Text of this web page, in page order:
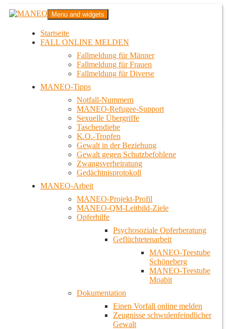
Zum
InhaltMANEO
Das schwule Anti-Gewalt-Projekt in Berlin
Menu and widgets
Startseite
FALL ONLINE MELDEN
Fallmeldung für Männer
Fallmeldung für Frauen
Fallmeldung für Diverse
MANEO-Tipps
Notfall-Nummern
MANEO-Refugee-Support
Sexuelle Übergriffe
Taschendiebe
K.O.-Tropfen
Gewalt in der Beziehung
Gewalt gegen Schutzbefohlene
Zwangsverheiratung
Gedächtnisprotokoll
MANEO-Arbeit
MANEO-Projekt-Profil
MANEO-QM-Leitbild-Ziele
Opferhilfe
Psychosoziale Opferberatung
Geflüchtetenarbeit
MANEO-Teestube
Schöneberg
MANEO-Teestube
Moabit
Dokumentation
Einen Vorfall online melden
Zeugnisse schwulenfeindlicher
Gewalt